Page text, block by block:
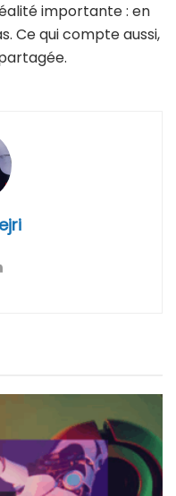
importante : en
Ce qui compte aussi,